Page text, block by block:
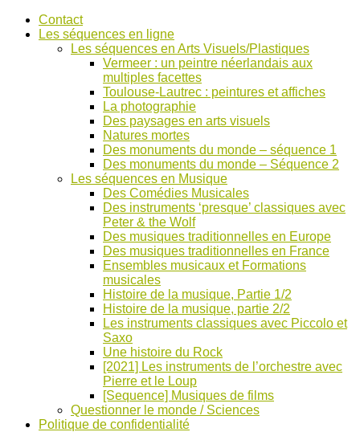
AccéderContact
Les séquences en ligne
Les séquences en Arts Visuels/Plastiques
Vermeer : un peintre néerlandais aux
multiples facettes
Toulouse-Lautrec : peintures et affiches
La photographie
Des paysages en arts visuels
Natures mortes
Des monuments du monde – séquence 1
Des monuments du monde – Séquence 2
Les séquences en Musique
Des Comédies Musicales
Des instruments ‘presque’ classiques avec
Peter & the Wolf
Des musiques traditionnelles en Europe
Des musiques traditionnelles en France
Ensembles musicaux et Formations
musicales
Histoire de la musique, Partie 1/2
Histoire de la musique, partie 2/2
Les instruments classiques avec Piccolo et
Saxo
Une histoire du Rock
[2021] Les instruments de l’orchestre avec
Pierre et le Loup
[Sequence] Musiques de films
Questionner le monde / Sciences
Politique de confidentialité